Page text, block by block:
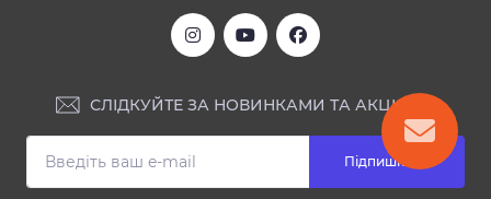
СЛІДКУЙТЕ ЗА НОВИНКАМИ ТА АКЦІЯМИ:
Підпишіться